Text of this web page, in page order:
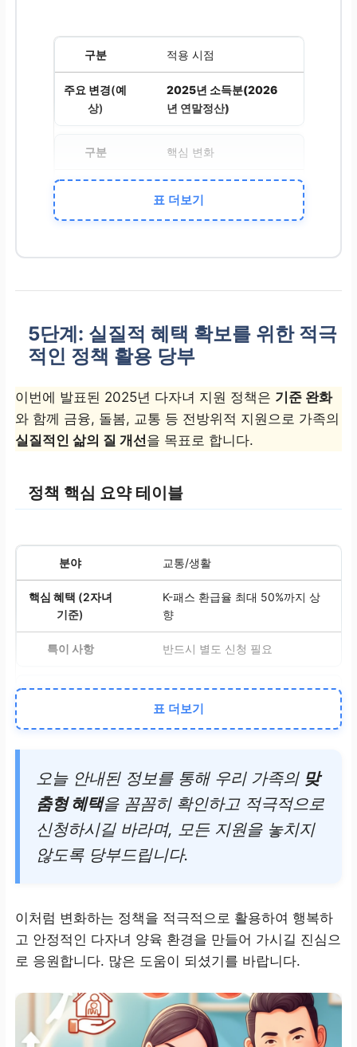
적용 시점
2025년 소득분(2026
년 연말정산)
핵심 변화
세액 공제액 상향 조정
표 더보기
5단계: 실질적 혜택 확보를 위한 적극
적인 정책 활용 당부
이번에 발표된 2025년 다자녀 지원 정책은 기준 완화
와 함께 금융, 돌봄, 교통 등 전방위적 지원으로 가족의
실질적인 삶의 질 개선을 목표로 합니다.
정책 핵심 요약 테이블
교통/생활
K-패스 환급율 최대 50%까지 상
향
반드시 별도 신청 필요
초기 자금
둘째 자녀부터 ‘첫만남 이용권’ 3
부모급여, 지자체 지원금과 중복
수혜 가능
주거/금융
일부 고액 주거 지원은 3자녀 기
준 유지될 수 있음
아이돌봄 서비스 최우선 순위 부
여
표 더보기
오늘 안내된 정보를 통해 우리 가족의 맞
춤형 혜택을 꼼꼼히 확인하고 적극적으로
신청하시길 바라며, 모든 지원을 놓치지
않도록 당부드립니다.
이처럼 변화하는 정책을 적극적으로 활용하여 행복하
고 안정적인 다자녀 양육 환경을 만들어 가시길 진심으
로 응원합니다. 많은 도움이 되셨기를 바랍니다.